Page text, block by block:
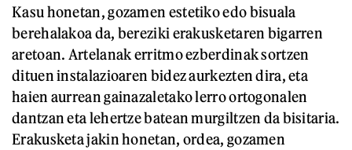
Kasu honetan, gozamen estetiko edo bisuala
berehalakoa da, bereziki erakusketaren bigarren
aretoan. Artelanak erritmo ezberdinak sortzen
dituen instalazioaren bidez aurkezten dira, eta
haien aurrean gainazaletako lerro ortogonalen
dantzan eta lehertze batean murgiltzen da bisitaria.
Erakusketa jakin honetan, ordea, gozamen